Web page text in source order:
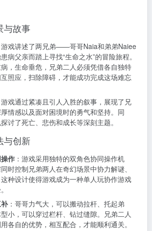
与故事
游戏讲述了两兄弟——哥哥Naia和弟弟Naiee
父亲而踏上寻找“生命之水”的冒险旅程。
，生命垂危，兄弟二人必须凭借各自独特
照应，扫除障碍，才能成功完成这场难忘
游戏通过紧凑且引人入胜的叙事，展现了兄
情感以及面对困境时的勇气和坚持。同
讨了死亡、悲伤和成长等深刻主题。
与创新
作 ：游戏采用独特的双角色协同操作机
时控制兄弟两人在奇幻场景中协力解谜、
种设计使得游戏成为一种单人玩协作游戏
：哥哥力气大，可以搬动拉杆、托起弟
小，可以穿过栏杆、钻过缝隙。兄弟二人
各自的优势，相互配合，才能顺利通关。